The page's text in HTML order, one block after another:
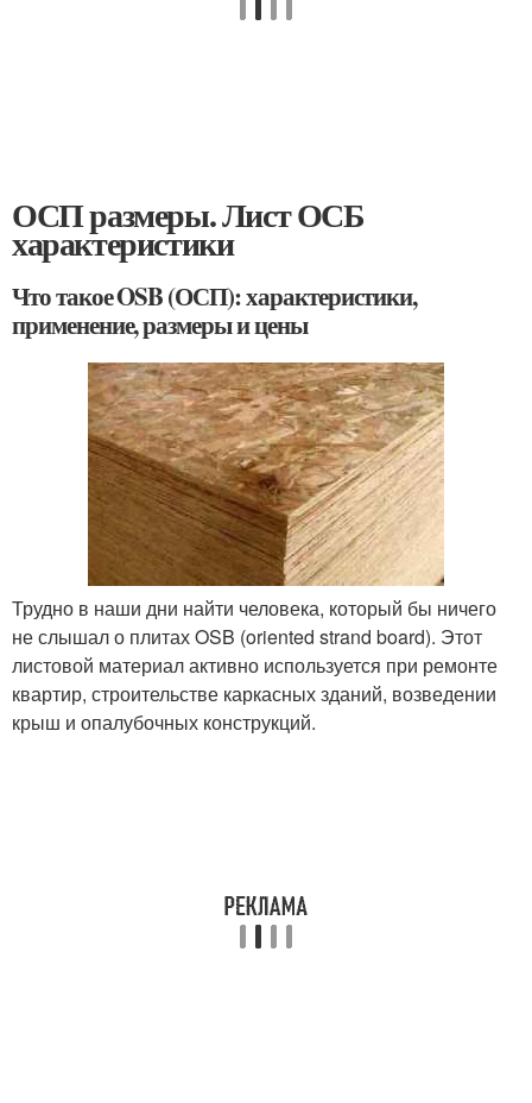
ОСП размеры. Лист ОСБ
характеристики
Что такое OSB (ОСП): характеристики,
применение, размеры и цены
Трудно в наши дни найти человека, который бы ничего
не слышал о плитах OSB (oriented strand board). Этот
листовой материал активно используется при ремонте
квартир, строительстве каркасных зданий, возведении
крыш и опалубочных конструкций.